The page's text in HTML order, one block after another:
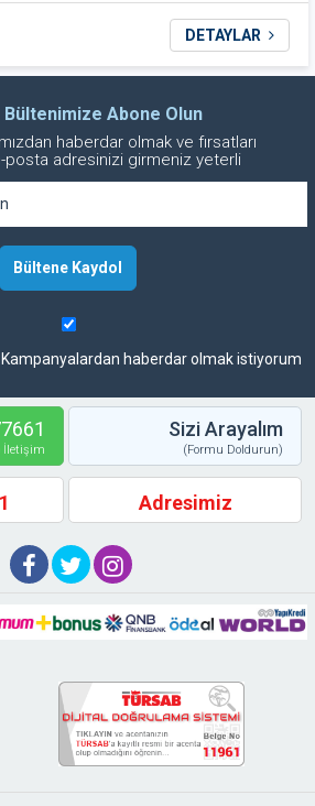
DETAYLAR
Bültenimize Abone Olun
haberdar olmak ve fırsatları
posta adresinizi girmeniz yeterli
Kampanyalardan haberdar olmak istiyorum
İletişim
Sizi Arayalım
(Formu Doldurun)
Adresimiz